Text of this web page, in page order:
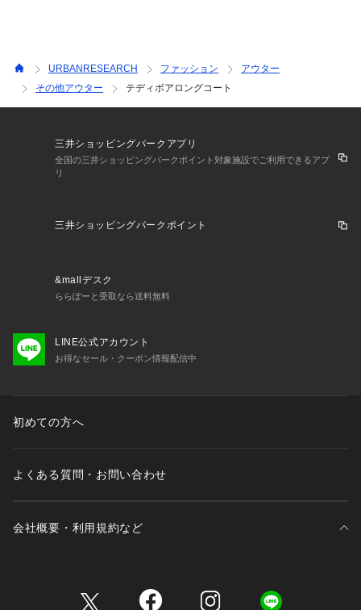
URBANRESEARCH ファッション
アウター
その他アウター
テディボアロングコート
三井ショッピングパークアプリ
全国の三井ショッピングパークポイント対象施設でご利用できるアプ
リ
三井ショッピングパークポイント
&mallデスク
ららぽーと受取なら送料無料
LINE公式アカウント
お得なセール・クーポン情報配信中
初めての方へ
よくある質問・お問い合わせ
会社概要・利用規約など